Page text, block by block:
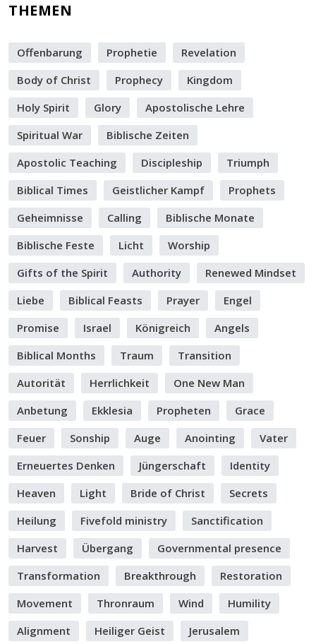
THEMEN
Offenbarung Prophetie
Revelation
Body of Christ
Prophecy
Kingdom
Holy Spirit
Glory
Apostolische Lehre
Spiritual War
Biblische Zeiten
Apostolic Teaching
Discipleship
Triumph
Biblical Times
Geistlicher Kampf
Prophets
Geheimnisse
Calling
Biblische Monate
Biblische Feste
Licht
Worship
Gifts of the Spirit
Authority
Renewed Mindset
Liebe
Biblical Feasts Prayer
Engel
Promise
Israel Königreich
Angels
Biblical Months
Traum
Transition
Autorität
Herrlichkeit
One New Man
Anbetung
Ekklesia Propheten
Grace
Feuer
Sonship Auge Anointing
Vater
Erneuertes Denken
Jüngerschaft
Identity
Heaven
Light Bride of Christ
Secrets
Heilung
Fivefold ministry
Sanctification
Harvest
Übergang
Governmental presence
Transformation
Breakthrough
Restoration
Movement
Thronraum Wind
Humility
Alignment
Heiliger Geist Jerusalem